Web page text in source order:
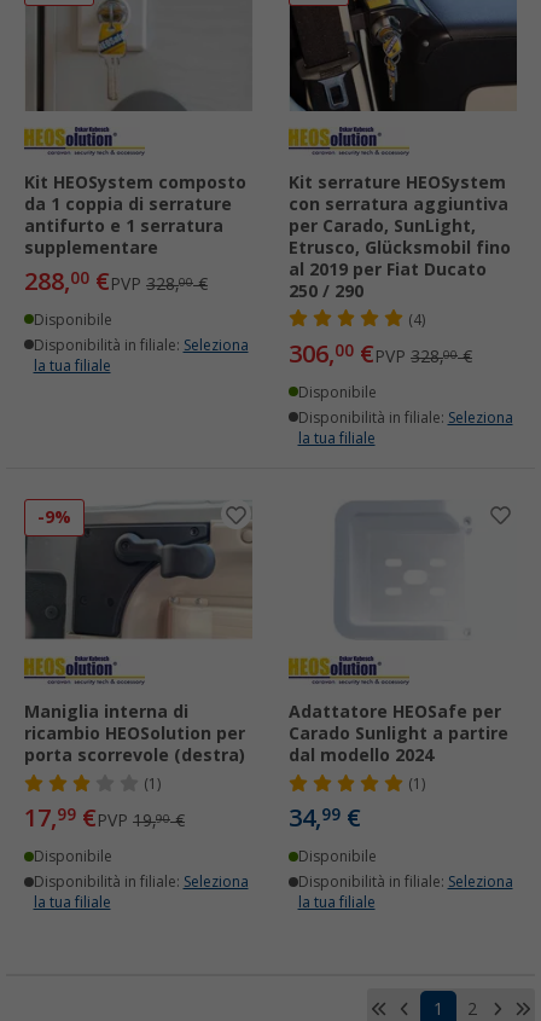
Kit HEOSystem composto
da 1 coppia di serrature
antifurto e 1 serratura
supplementare
288,00 €PVP 328,00€
Disponibile
Disponibilità in filiale: Seleziona
la tua filiale
Kit serrature HEOSystem
con serratura aggiuntiva
per Carado, SunLight,
Etrusco, Glücksmobil fino
al 2019 per Fiat Ducato
250 / 290
(4)
306,00 €PVP 328,00€
Disponibile
Disponibilità in filiale: Seleziona
la tua filiale
-9%
Maniglia interna di
ricambio HEOSolution per
porta scorrevole (destra)
(1)
17,99 €PVP 19,90€
Disponibile
Disponibilità in filiale: Seleziona
la tua filiale
Adattatore HEOSafe per
Carado Sunlight a partire
dal modello 2024
(1)
34,99 €
Disponibile
Disponibilità in filiale: Seleziona
la tua filiale
1 2